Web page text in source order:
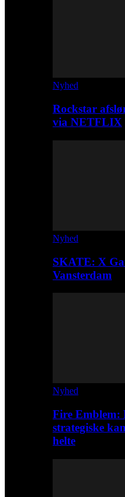
Nyhed
Rockstar
via NETFLIX
Nyhed
SKATE: X
Vansterdam
Nyhed
Fire Emblem:
strategiske
helte